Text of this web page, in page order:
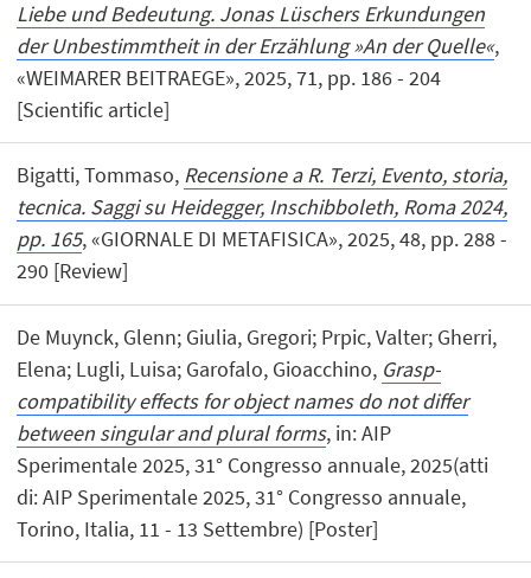
Liebe und Bedeutung. Jonas Lüschers Erkundungen
der Unbestimmtheit in der Erzählung »An der Quelle«,
«WEIMARER BEITRAEGE», 2025, 71, pp. 186 - 204
[Scientific article]
Bigatti, Tommaso, Recensione a R. Terzi, Evento, storia,
tecnica. Saggi su Heidegger, Inschibboleth, Roma 2024,
pp. 165, «GIORNALE DI METAFISICA», 2025, 48, pp. 288 -
290 [Review]
De Muynck, Glenn; Giulia, Gregori; Prpic, Valter; Gherri,
Elena; Lugli, Luisa; Garofalo, Gioacchino, Grasp-
compatibility effects for object names do not differ
between singular and plural forms, in: AIP
Sperimentale 2025, 31° Congresso annuale, 2025(atti
di: AIP Sperimentale 2025, 31° Congresso annuale,
Torino, Italia, 11 - 13 Settembre) [Poster]